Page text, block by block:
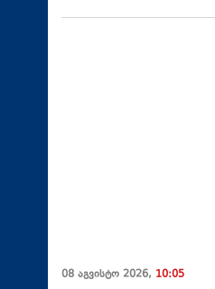
08 აგვისტო 2026, 10:05